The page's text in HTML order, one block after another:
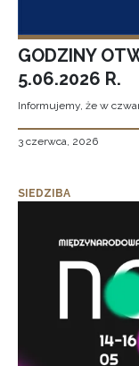
GODZINY
5.06.2026 R.
Informujemy, że w
3 czerwca, 2026
SIEDZIBA